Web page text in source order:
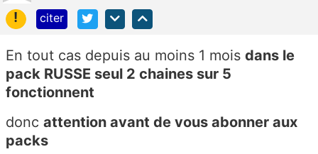
!
citer
En tout cas depuis au moins 1 mois dans le
pack RUSSE seul 2 chaines sur 5
fonctionnent
donc attention avant de vous abonner aux
packs